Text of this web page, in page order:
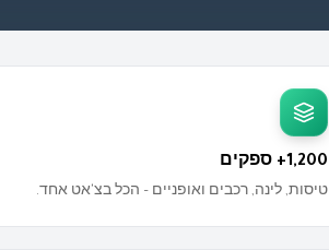
1,200+ ספקים
טיסות, לינה, רכבים ואופניים – הכל בצ'אט אחד.